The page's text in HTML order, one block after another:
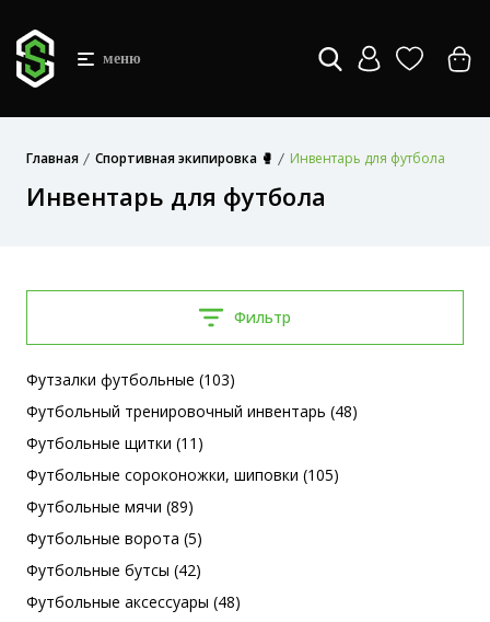
меню
Главная Спортивная экипировка 🥊 Инвентарь для футбола
Инвентарь для футбола
Фильтр
Футзалки футбольные (103)
Футбольный тренировочный инвентарь (48)
Футбольные щитки (11)
Футбольные сороконожки, шиповки (105)
Футбольные мячи (89)
Футбольные ворота (5)
Футбольные бутсы (42)
Футбольные аксессуары (48)